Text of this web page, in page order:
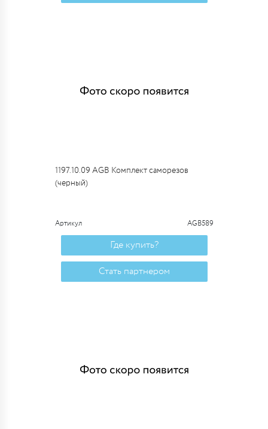
1197.10.09 AGB Комплект саморезов
(черный)
Артикул AGB589
Где купить?
Стать партнером